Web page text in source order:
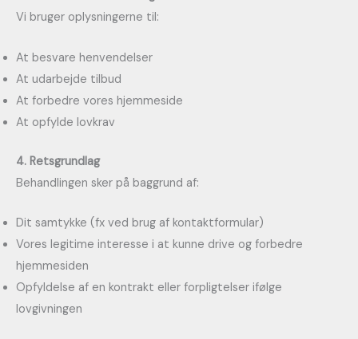
Vi bruger oplysningerne til:
At besvare henvendelser
At udarbejde tilbud
At forbedre vores hjemmeside
At opfylde lovkrav
4. Retsgrundlag
Behandlingen sker på baggrund af:
Dit samtykke (fx ved brug af kontaktformular)
Vores legitime interesse i at kunne drive og forbedre
hjemmesiden
Opfyldelse af en kontrakt eller forpligtelser ifølge
lovgivningen